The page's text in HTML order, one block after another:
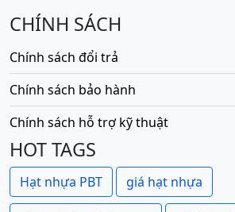
CHÍNH SÁCH
Chính sách đổi trả
Chính sách bảo hành
Chính sách hỗ trợ kỹ thuật
HOT TAGS
Hạt nhựa PBT giá hạt nhựa